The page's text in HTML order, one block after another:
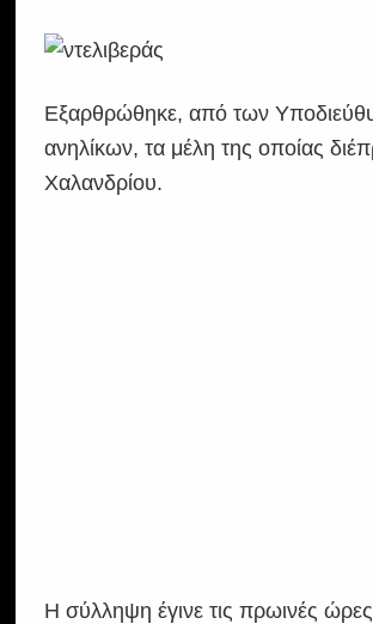
Εξαρθρώθηκε, από των
ανηλίκων, τα μέλη της οποίας
Χαλανδρίου.
Η σύλληψη έγινε τις πρωινές